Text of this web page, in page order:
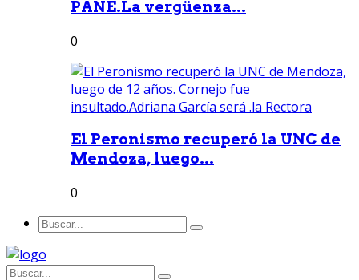
PANE.La vergüenza...
0
El Peronismo recuperó la UNC de
Mendoza, luego...
0